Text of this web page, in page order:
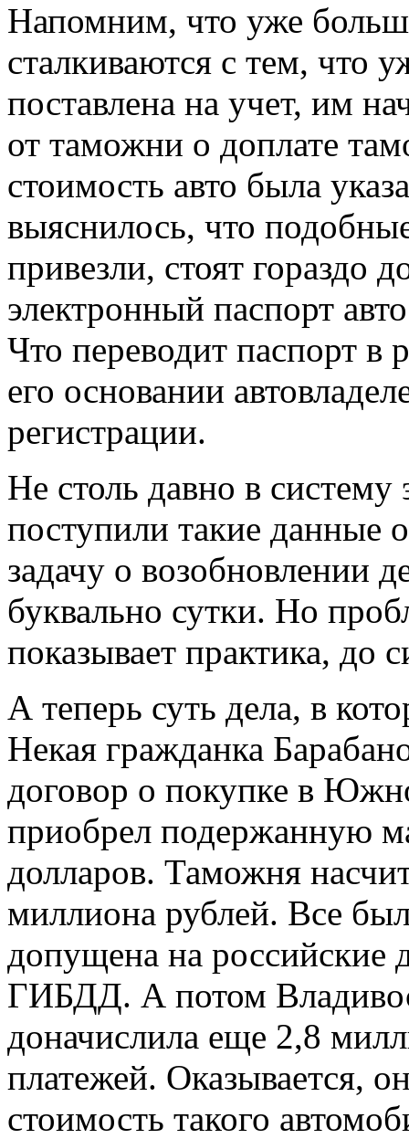
Напомним, что уже
сталкиваются с тем, что
поставлена на учет, им
от таможни о доплате
стоимость авто была
выяснилось, что
привезли, стоят гораздо
электронный паспорт
Что переводит паспорт в
его основании
регистрации.
Не столь давно в систему
поступили такие
задачу о возобновлении
буквально сутки. Но
показывает практика, до
А теперь суть дела, в
Некая гражданка
договор о покупке в
приобрел подержанную
долларов. Таможня
миллиона рублей. Все
допущена на российские
ГИБДД. А потом
доначислила еще 2,8
платежей. Оказывается,
стоимость такого